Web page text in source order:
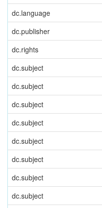
dc.language
dc.publisher
dc.rights
dc.subject
dc.subject
dc.subject
dc.subject
dc.subject
dc.subject
dc.subject
dc.subject